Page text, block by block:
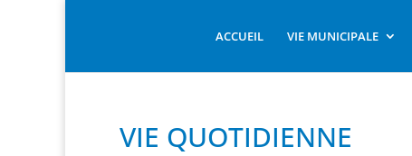
ACCUEIL VIE MUNICIPALE
VIE QUOTIDIENNE